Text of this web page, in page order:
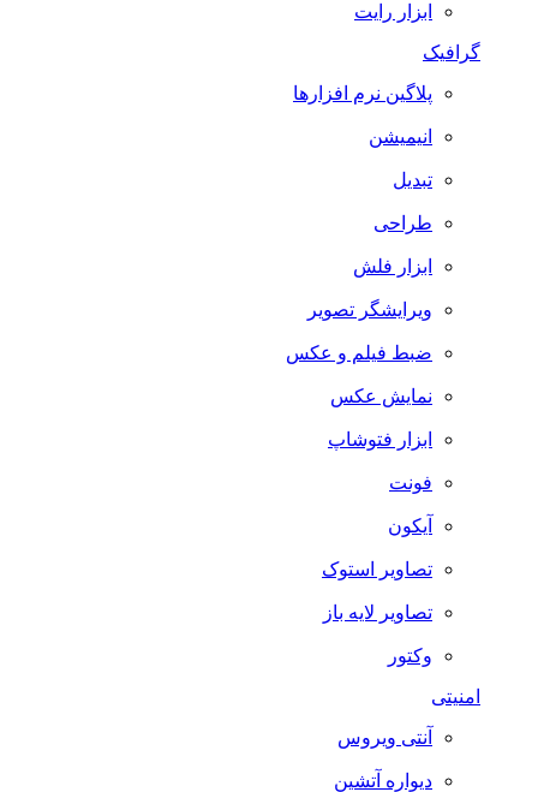
ابزار رایت
گرافیک
پلاگین نرم افزارها
انیمیشن
تبدیل
طراحی
ابزار فلش
ویرایشگر تصویر
ضبط فيلم و عكس
نمایش عکس
ابزار فتوشاپ
فونت
آیکون
تصاویر استوک
تصاویر لایه باز
وکتور
آنتی ویروس
دیواره آتشین